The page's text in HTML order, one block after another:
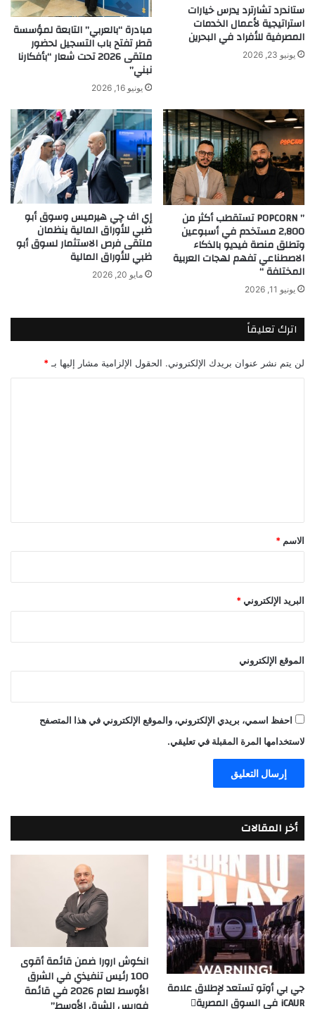
ستاندرد تشارترد يدرس خيارات
استراتيجية لأعمال الخدمات
المصرفية للأفراد في البحرين
يونيو 23, 2026
مبادرة “بالعربي” التابعة لمؤسسة
قطر تفتح باب التسجيل لحضور
ملتقى 2026 تحت شعار “بأفكارنا
نبني”
يونيو 16, 2026
” POPCORN تستقطب أكثر من
2,800 مستخدم في أسبوعين
وتطلق منصة فيديو بالذكاء
الاصطناعي تفهم لهجات العربية
المختلفة “
يونيو 11, 2026
إي اف چي هيرميس وسوق أبو
ظبي للأوراق المالية ينظمان
ملتقى فرص الاستثمار لسوق أبو
ظبي للأوراق المالية
مايو 20, 2026
اترك تعليقاً
لن يتم نشر عنوان بريدك الإلكتروني. الحقول الإلزامية مشار إليها بـ *
*
الاسم *
البريد الإلكتروني *
الموقع الإلكتروني
احفظ اسمي، بريدي الإلكتروني، والموقع الإلكتروني في هذا المتصفح
لاستخدامها المرة المقبلة في تعليقي.
أخر المقالات
جي بي أوتو تستعد لإطلاق علامة
iCAUR في السوق المصرية
انكوش ارورا ضمن قائمة أقوى
100 رئيس تنفيذي في الشرق
الأوسط لعام 2026 في قائمة